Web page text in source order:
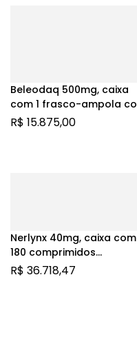
Beleodaq 500mg, caixa
com 1 frasco-ampola
pó para solução de uso
R$ 15.875,00
Nerlynx 40mg, caixa com
180 comprimidos
revestidos
R$ 36.718,47